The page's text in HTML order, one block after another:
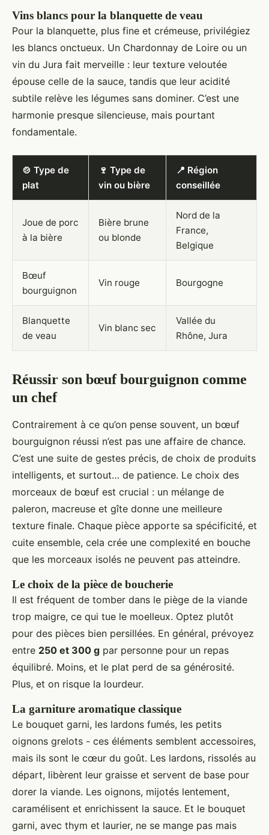
Vins blancs pour la blanquette de veau
Pour la blanquette, plus fine et crémeuse, privilégiez
les blancs onctueux. Un Chardonnay de Loire ou un
vin du Jura fait merveille : leur texture veloutée
épouse celle de la sauce, tandis que leur acidité
subtile relève les légumes sans dominer. C’est une
harmonie presque silencieuse, mais pourtant
fondamentale.
🍲 Type de
plat
🍷 Type de
vin ou bière
📍 Région
conseillée
Joue de porc
à la bière
Bière brune
ou blonde
Nord de la
France,
Belgique
Bœuf
bourguignon
Vin rouge Bourgogne
Blanquette
de veau
Vin blanc sec
Vallée du
Rhône, Jura
Réussir son bœuf bourguignon comme
un chef
Contrairement à ce qu’on pense souvent, un bœuf
bourguignon réussi n’est pas une affaire de chance.
C’est une suite de gestes précis, de choix de produits
intelligents, et surtout… de patience. Le choix des
morceaux de bœuf est crucial : un mélange de
paleron, macreuse et gîte donne une meilleure
texture finale. Chaque pièce apporte sa spécificité, et
cuite ensemble, cela crée une complexité en bouche
que les morceaux isolés ne peuvent pas atteindre.
Le choix de la pièce de boucherie
Il est fréquent de tomber dans le piège de la viande
trop maigre, ce qui tue le moelleux. Optez plutôt
pour des pièces bien persillées. En général, prévoyez
entre 250 et 300 g par personne pour un repas
équilibré. Moins, et le plat perd de sa générosité.
Plus, et on risque la lourdeur.
La garniture aromatique classique
Le bouquet garni, les lardons fumés, les petits
oignons grelots - ces éléments semblent accessoires,
mais ils sont le cœur du goût. Les lardons, rissolés au
départ, libèrent leur graisse et servent de base pour
dorer la viande. Les oignons, mijotés lentement,
caramélisent et enrichissent la sauce. Et le bouquet
garni, avec thym et laurier, ne se mange pas mais